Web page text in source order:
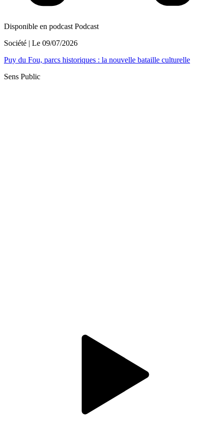
Disponible en podcast Podcast
Société | Le 09/07/2026
Puy du Fou, parcs historiques : la nouvelle bataille culturelle
Sens Public